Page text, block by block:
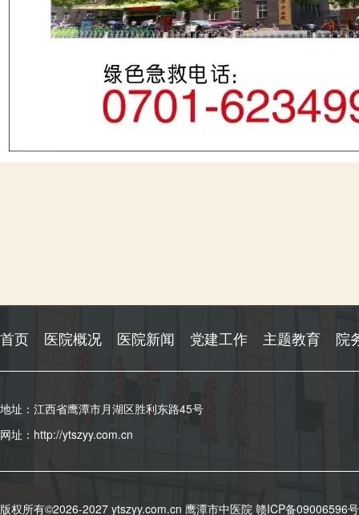
首页 医院概况 医院新闻 党建工作 主题教育 院
地址：江西省鹰潭市月湖区胜利东路45号
网址：http://ytszyy.com.cn
版权所有©2026-2027 ytszyy.com.cn 鹰潭市中医院 赣ICP备09006596